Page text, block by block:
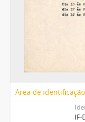
Área de identificação
IF-